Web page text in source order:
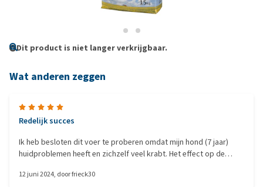
Dit product is niet langer verkrijgbaar.
Wat anderen zeggen
Redelijk succes
Ik heb besloten dit voer te proberen omdat mijn hond (7 jaar)
huidproblemen heeft en zichzelf veel krabt. Het effect op de
alleen 's avonds geef, 's ochtends krijgt ze natvoer. Ze eet het
12 juni 2024, doorfrieck30